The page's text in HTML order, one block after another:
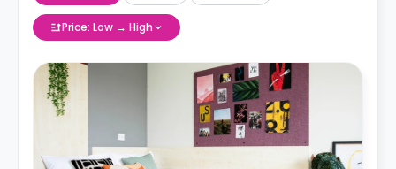
Price: Low → High